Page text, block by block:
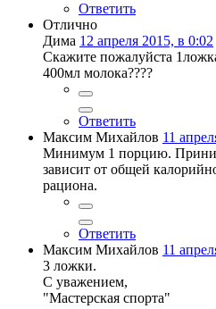
Ответить
Отлично
Дима 12 апреля 2015, в 0:02
Скажите пожалуйста
400мл молока????
Ответить
Максим Михайлов 11
Минимум 1 порцию.
зависит от общей
рациона.
Ответить
Максим Михайлов 11
3 ложки.
С уважением,
"Мастерская спорта"